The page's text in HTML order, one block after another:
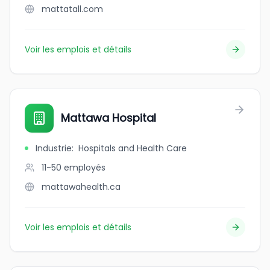
mattatall.com
Voir les emplois et détails
Mattawa Hospital
Industrie: Hospitals and Health Care
11-50 employés
mattawahealth.ca
Voir les emplois et détails